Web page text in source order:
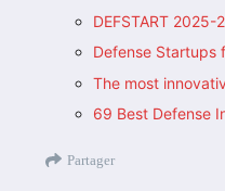
DEFSTART 2025-
Defense Startups
The most
69 Best Defense
Partager